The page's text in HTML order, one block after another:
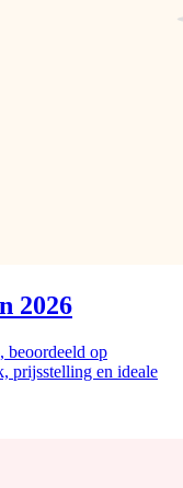
2026
beoordeeld op
prijsstelling en ideale